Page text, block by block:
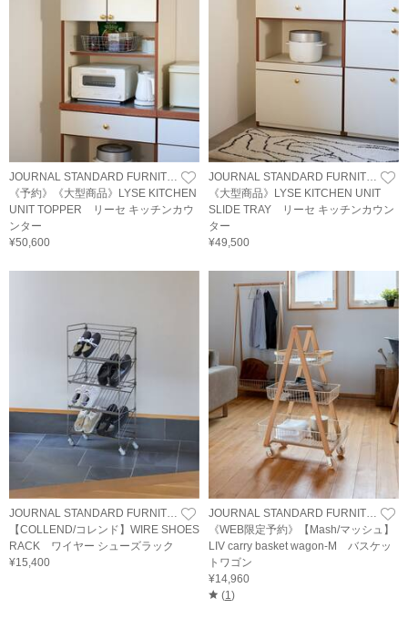
JOURNAL STANDARD FURNITURE
《予約》《大型商品》LYSE KITCHEN
UNIT TOPPER リーセ キッチンカウ
ンター
¥50,600
JOURNAL STANDARD FURNITURE
《大型商品》LYSE KITCHEN UNIT
SLIDE TRAY リーセ キッチンカウン
ター
¥49,500
JOURNAL STANDARD FURNITURE
【COLLEND/コレンド】WIRE SHOES
RACK ワイヤー シューズラック
¥15,400
JOURNAL STANDARD FURNITURE
《WEB限定予約》【Mash/マッシュ】
LIV carry basket wagon-M バスケッ
トワゴン
¥14,960
(1)